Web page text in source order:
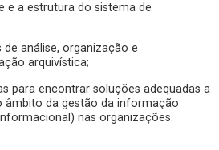
e a estrutura do sistema de
análise, organização e
arquivística;
para encontrar soluções adequadas a
âmbito da gestão da informação
nas organizações.